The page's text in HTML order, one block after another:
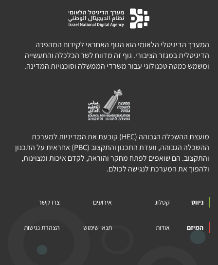
המערך הדיגיטלי הלאומי הוא הגוף האחראי לקידום המהפכה
הדיגיטלית במגזר הציבורי. גוף זה מדווח לשר הכלכלה והתעשייה
ומשמש כמטה טכנולוגי עבור משרדי הממשלה וסוכנויות המדינה.
מועצת ההשכלה הגבוהה (HEC) קובעת את המדיניות למערכת
ההשכלה הגבוהה, וועדת התכנון והתקצוב (PBC) אחראית על התכנון
והתקצוב. הם שואפים לפתח מחקר והוראה, לקדם איכות ומצוינות,
ולהפוך את המערכת לנגישה לכולם.
ניווט קטלוג אירועים צרו קשר
המיזם אודות תנאי שימוש הצהרת נגישות